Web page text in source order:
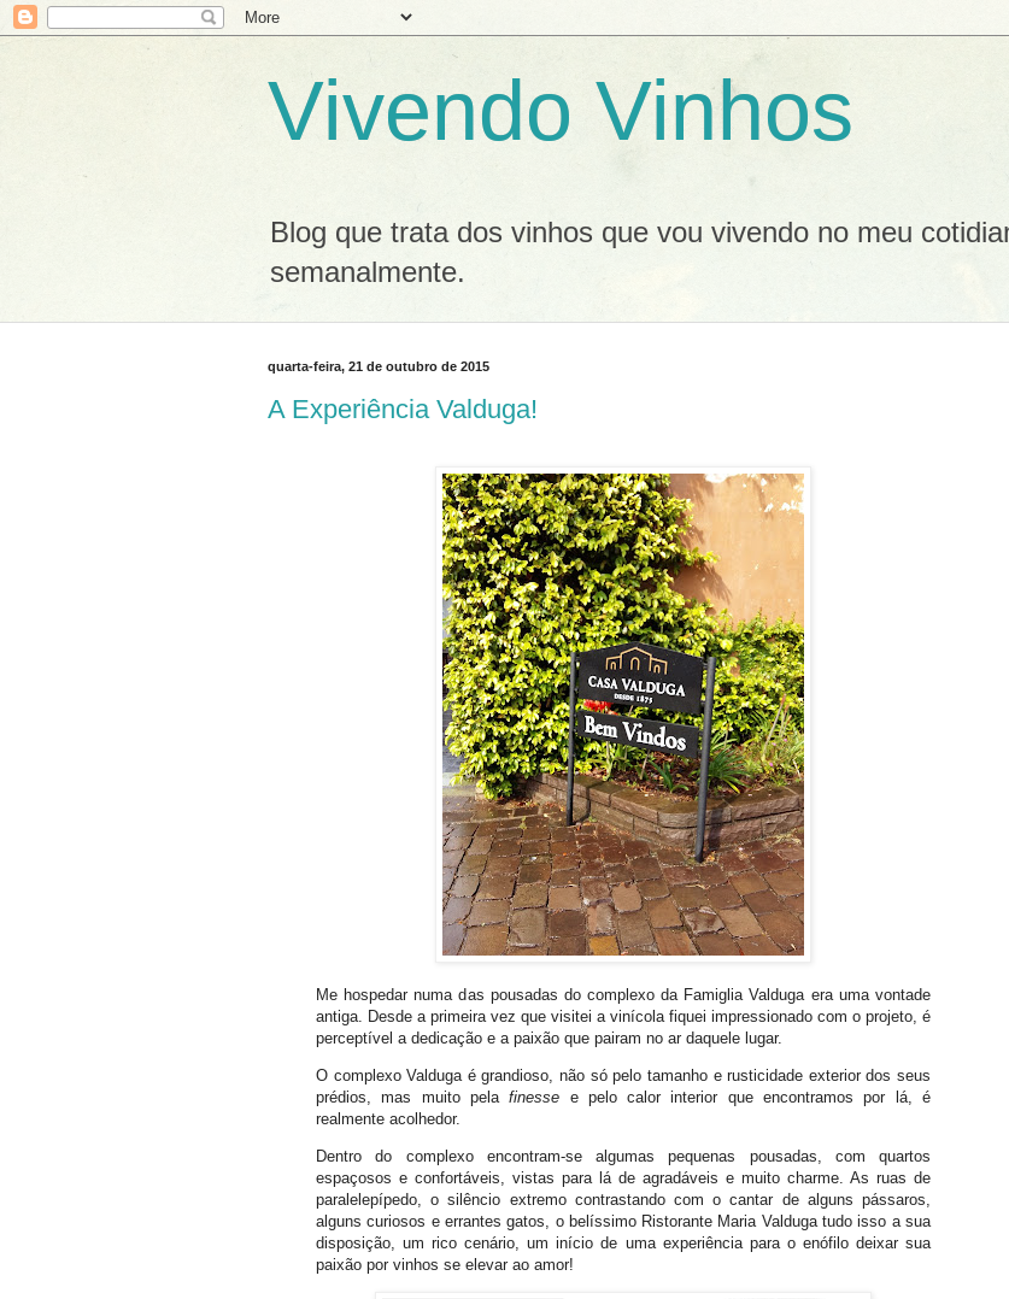
Vivendo Vinhos
Blog que trata dos vinhos que vou vivendo no meu
semanalmente.
quarta-feira, 21 de outubro de 2015
A Experiência Valduga!
Me hospedar numa das pousadas do complexo da Famiglia Valduga era uma vontade
antiga. Desde a primeira vez que visitei a vinícola fiquei impressionado com o projeto, é
perceptível a dedicação e a paixão que pairam no ar daquele lugar.
O complexo Valduga é grandioso, não só pelo tamanho e rusticidade exterior dos seus
prédios, mas muito pelafinesse e pelo calor interior que encontramos por lá, é
realmente acolhedor.
Dentro do complexo encontram-se algumas pequenas pousadas, com quartos
espaçosos e confortáveis, vistas para lá de agradáveis e muito charme. As ruas de
paralelepípedo, o silêncio extremo contrastando com o cantar de alguns pássaros,
alguns curiosos e errantes gatos, o belíssimo Ristorante Maria Valduga tudo isso a sua
disposição, um rico cenário, um início de uma experiência para o enófilo deixar sua
paixão por vinhos se elevar ao amor!